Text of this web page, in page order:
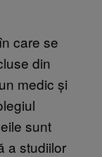
care se
din
medic și
sunt
a studiilor